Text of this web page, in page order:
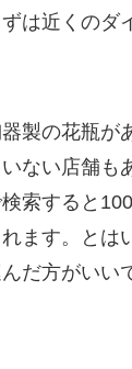
は近くのダ
製の花瓶が
ない店舗も
索すると
ます。とは
だ方がいい